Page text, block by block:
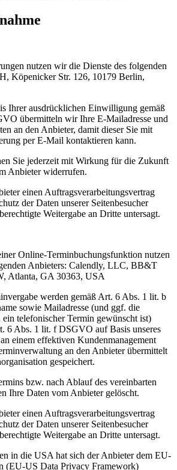
nutzen wir die Dienste des folgenden
Köpenicker Str. 126, 10179 Berlin,
Ihrer ausdrücklichen Einwilligung gemäß
übermitteln wir Ihre E-Mailadresse und
an den Anbieter, damit dieser Sie mit
per E-Mail kontaktieren kann.
Sie jederzeit mit Wirkung für die Zukunft
Anbieter widerrufen.
einen Auftragsverarbeitungsvertrag
der Daten unserer Seitenbesucher
Weitergabe an Dritte untersagt.
Online-Terminbuchungsfunktion nutzen
Anbieters: Calendly, LLC, BB&T
Atlanta, GA 30363, USA
werden gemäß Art. 6 Abs. 1 lit. b
sowie Mailadresse (und ggf. die
telefonischer Termin gewünscht ist)
6 Abs. 1 lit. f DSGVO auf Basis unseres
einem effektiven Kundenmanagement
an den Anbieter übermittelt
gespeichert.
bzw. nach Ablauf des vereinbarten
Ihre Daten vom Anbieter gelöscht.
einen Auftragsverarbeitungsvertrag
der Daten unserer Seitenbesucher
Weitergabe an Dritte untersagt.
in die USA hat sich der Anbieter dem EU-
(EU-US Data Privacy Framework)